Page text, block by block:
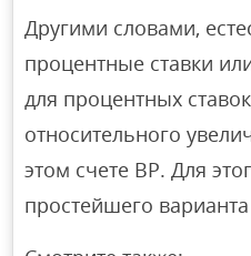
Другими словами,
процентные ставки
для процентных
относительного
этом счете BP. Для
простейшего